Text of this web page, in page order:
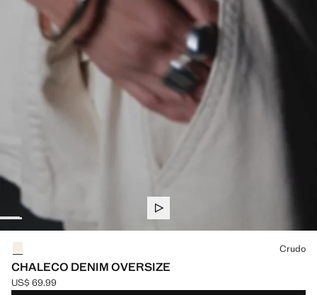
CHALECO DENIM OVERSIZE
Precio actual [US$ 69.99 ]
US$ 69.99
Selecciona un color
Crudo